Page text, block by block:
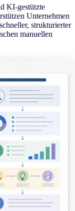
KI-gestützte
Unternehmen
strukturierter
manuellen